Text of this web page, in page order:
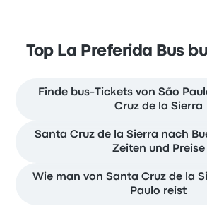
Top La Preferida Bus
Finde bus-Tickets von São
Cruz de la Sierra
Santa Cruz de la Sierra nach
Zeiten und Preise
Wie man von Santa Cruz de la
Paulo reist